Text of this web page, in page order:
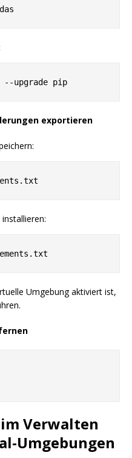
exportieren
Umgebung aktiviert ist,
Verwalten
Umgebungen